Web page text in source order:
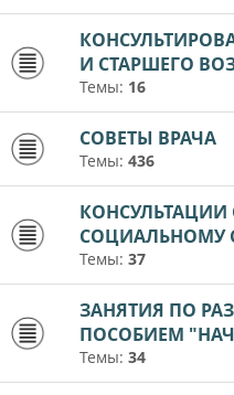
И СТАРШЕГО
Темы: 16
СОВЕТЫ ВРАЧА
Темы: 436
Темы: 37
ЗАНЯТИЯ ПО
ПОСОБИЕМ
Темы: 34